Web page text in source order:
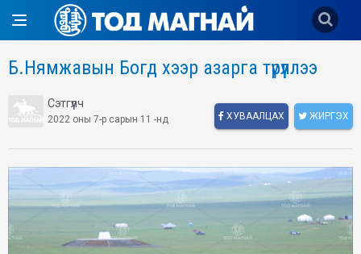
Б.Нямжавын Богд хээр азарга түрүүллээ
Сэтгүүлч
2022 оны 7-р сарын 11 -нд ХУВААЛЦАХ ЖИРГЭХ